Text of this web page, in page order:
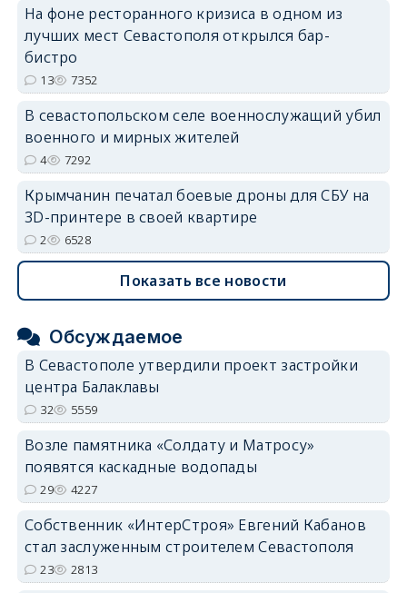
На фоне ресторанного кризиса в одном из
лучших мест Севастополя открылся бар-
бистро
13 7352
В севастопольском селе военнослужащий убил
военного и мирных жителей
4 7292
Крымчанин печатал боевые дроны для СБУ на
3D-принтере в своей квартире
2 6528
Показать все новости
Обсуждаемое
В Севастополе утвердили проект застройки
центра Балаклавы
32 5559
Возле памятника «Солдату и Матросу»
появятся каскадные водопады
29 4227
Собственник «ИнтерСтроя» Евгений Кабанов
стал заслуженным строителем Севастополя
23 2813